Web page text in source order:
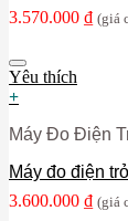
3.570.000 ₫ (giá
Yêu thích
+
Máy Đo Điện
Máy đo điện
3.600.000 ₫ (giá